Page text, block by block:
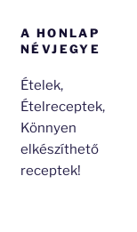
A HONLAP
NÉVJEGYE
Ételek,
Ételreceptek,
Könnyen
elkészíthető
receptek!